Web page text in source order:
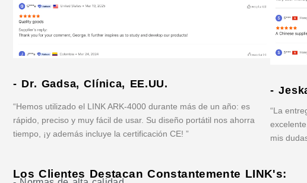
- Dr. Gadsa, Clínica, EE.UU.
“Hemos utilizado el LINK ARK-4000 durante más de un año: es
rápido, preciso y muy fácil de usar. Su diseño portátil nos ahorra
tiempo, ¡y además incluye la certificación CE! ”
-
“La
mis
Los Clientes Destacan Constantemente LINK's: